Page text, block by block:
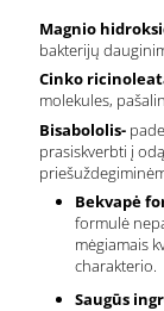
Magnio
bakterijų
Cinko
molekules,
Bisabololis-
prasiskverbti į
Bekvapė
formulė
mėgiamais
charakterio.
Saugūs